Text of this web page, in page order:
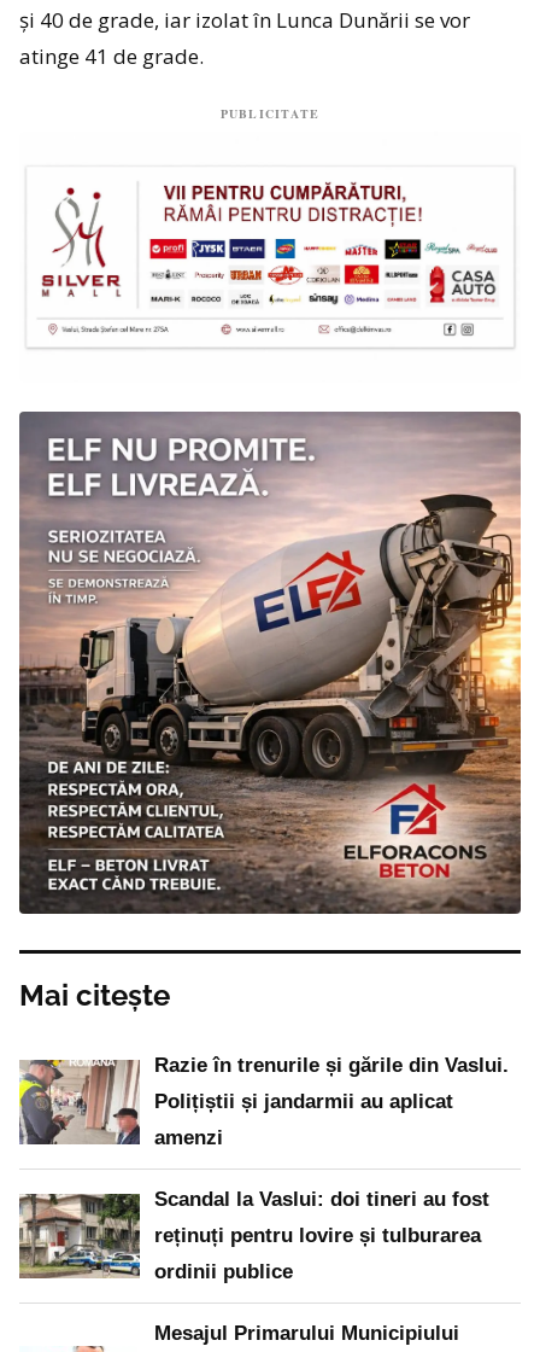
şi 40 de grade, iar izolat în Lunca Dunării se vor
atinge 41 de grade.
PUBLICITATE
Mai citește
Razie în trenurile și gările din Vaslui.
Polițiștii și jandarmii au aplicat
amenzi
Scandal la Vaslui: doi tineri au fost
reținuți pentru lovire și tulburarea
ordinii publice
Mesajul Primarului Municipiului